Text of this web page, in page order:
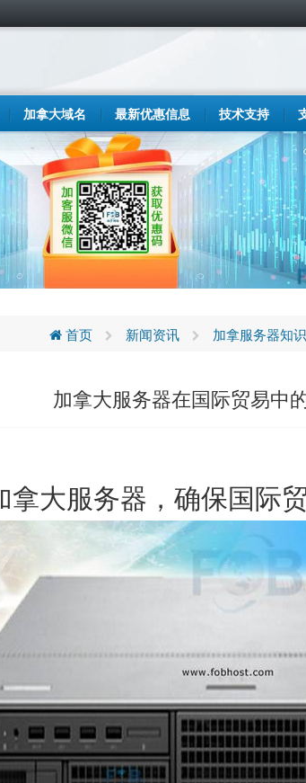
加拿大域名 最新优惠信息 技术支持
首页 新闻资讯 加拿服务器知识
加拿大服务器在国际贸易中
拿大服务器，确保国际